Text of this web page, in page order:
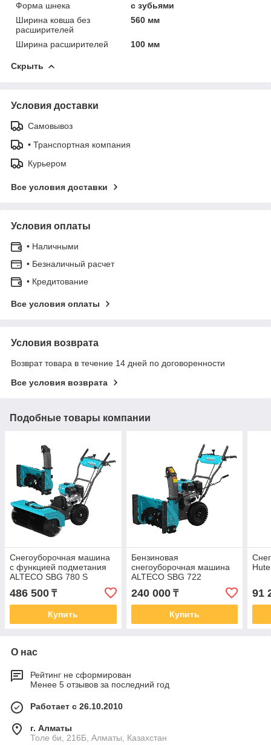
Форма шнека
с зубьями
Ширина ковша без
расширителей
560 мм
Ширина расширителей 100 мм
Скрыть
Условия доставки
Самовывоз
• Транспортная компания
Курьером
Все условия доставки
Условия оплаты
• Наличными
• Безналичный расчет
• Кредитование
Все условия оплаты
Условия возврата
Возврат товара в течение 14 дней по договоренности
Все условия возврата
Подобные товары компании
Снегоуборочная машина
с функцией подметания
ALTECO SBG 780 S
486 500 ₸
Купить
Бензиновая
снегоуборочная машина
ALTECO SBG 722
240 000₸
Купить
91
О нас
Рейтинг не сформирован
Менее 5 отзывов за последний год
Работает с 26.10.2010
г. Алматы
Толе би, 216Б, Алматы, Казахстан